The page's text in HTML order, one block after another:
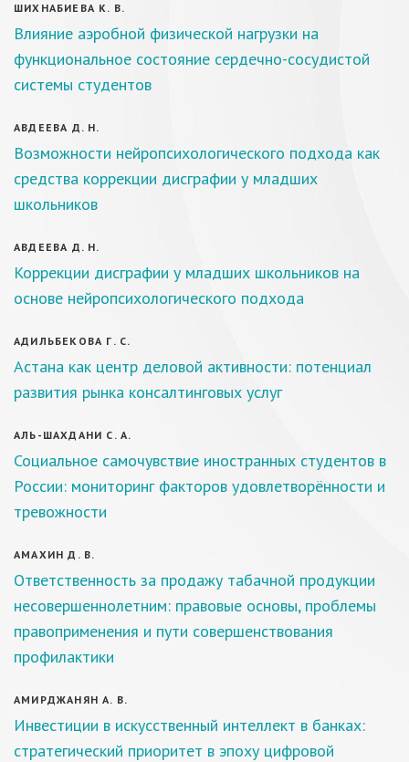
ШИХНАБИЕВА К. В.
Влияние аэробной физической нагрузки на
функциональное состояние сердечно-сосудистой
системы студентов
АВДЕЕВА Д. Н.
Возможности нейропсихологического подхода как
средства коррекции дисграфии у младших
школьников
АВДЕЕВА Д. Н.
Коррекции дисграфии у младших школьников на
основе нейропсихологического подхода
АДИЛЬБЕКОВА Г. С.
Астана как центр деловой активности: потенциал
развития рынка консалтинговых услуг
АЛЬ-ШАХДАНИ С. А.
Социальное самочувствие иностранных студентов в
России: мониторинг факторов удовлетворённости и
тревожности
АМАХИН Д. В.
Ответственность за продажу табачной продукции
несовершеннолетним: правовые основы, проблемы
правоприменения и пути совершенствования
профилактики
АМИРДЖАНЯН А. В.
Инвестиции в искусственный интеллект в банках:
стратегический приоритет в эпоху цифровой